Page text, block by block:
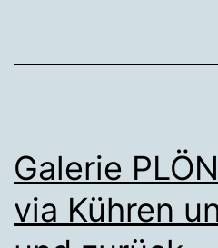
Galerie
via Kühren